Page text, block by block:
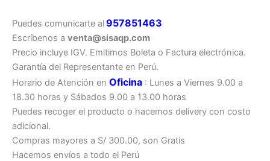
Puedes comunicarte al957851463
Escríbenos a venta@sisaqp.com
Precio incluye IGV. Emitimos Boleta o Factura electrónica.
Garantía del Representante en Perú.
Horario de Atención en Oficina : Lunes a Viernes 9.00 a
18.30 horas y Sábados 9.00 a 13.00 horas
Puedes recoger el producto o hacemos delivery con costo
adicional.
Compras mayores a S/ 300.00, son Gratis
Hacemos envíos a todo el Perú